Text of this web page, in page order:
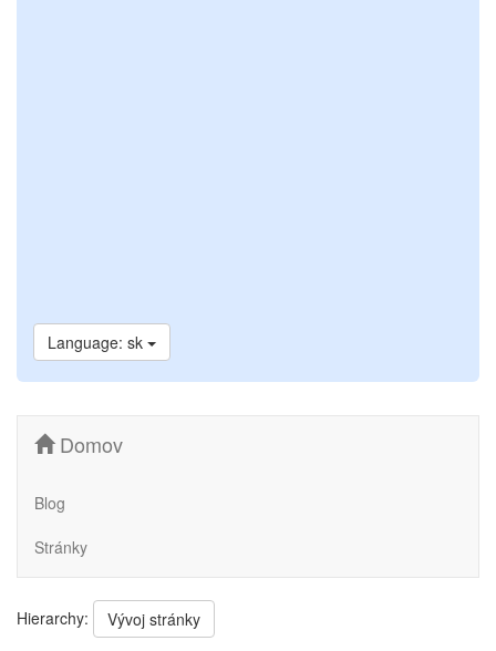
Language: sk
Domov
Blog
Stránky
Hierarchy:
Vývoj stránky